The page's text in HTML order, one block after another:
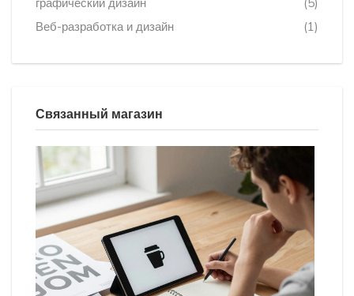
Веб-разработка и дизайн
(1)
Связанный магазин